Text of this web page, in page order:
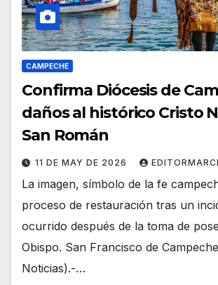
CAMPECHE
Confirma Diócesis de
daños al histórico Cristo
San Román
11 DE MAY DE 2026
La imagen, símbolo de la fe
proceso de restauración tras un
ocurrido después de la toma de
Obispo. San Francisco de
Noticias).-…